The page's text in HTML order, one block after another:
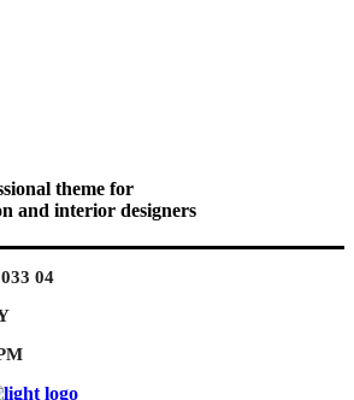
theme for
and interior designers
04